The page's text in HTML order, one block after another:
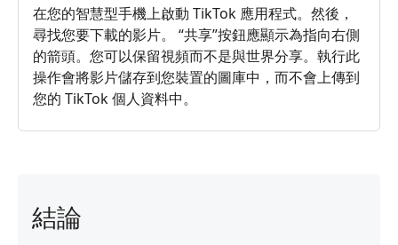
在您的智慧型手機上啟動 TikTok 應用程式。然後，
尋找您要下載的影片。 “共享”按鈕應顯示為指向右側
的箭頭。您可以保留視頻而不是與世界分享。執行此
操作會將影片儲存到您裝置的圖庫中，而不會上傳到
您的 TikTok 個人資料中。
結論